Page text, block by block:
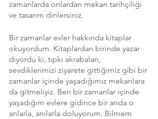
zamanlarda onlardan mekan tarihçiliği
ve tasarım dinlersiniz.
Bir zamanlar evler hakkında kitaplar
okuyordum. Kitaplardan birinde yazar
diyordu ki, tıpkı akrabaları,
sevdiklerimizi ziyarete gittiğimiz gibi bir
zamanlar içinde yaşadığımız mekanlara
da gitmeliyiz. Ben bir zamanlar içinde
yaşadığım evlere gidince bir anda o
anlarla, anılarla doluyorum. Bilmem